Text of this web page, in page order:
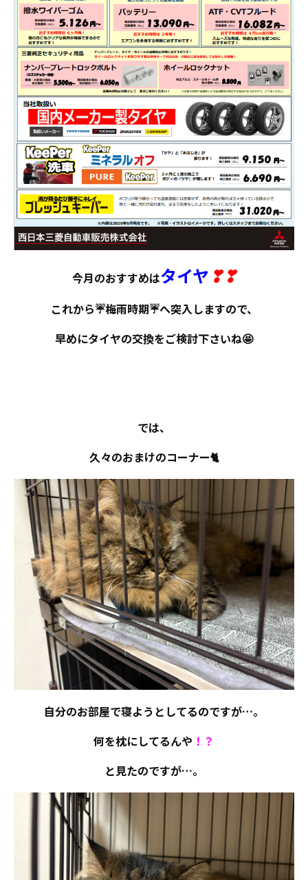
今月のおすすめはタイヤ ❣❣
これから☔梅雨時期☔へ突入しますので、
早めにタイヤの交換をご検討下さいね🤩
では、
久々のおまけのコーナー🐈
自分のお部屋で寝ようとしてるのですが…。
何を枕にしてるんや ！？
と見たのですが…。